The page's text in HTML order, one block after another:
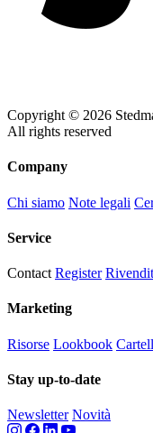
Copyright © 2026
All rights reserved
Company
Chi siamo Note legali
Service
Contact Register
Marketing
Risorse Lookbook
Stay up-to-date
Newsletter Novità